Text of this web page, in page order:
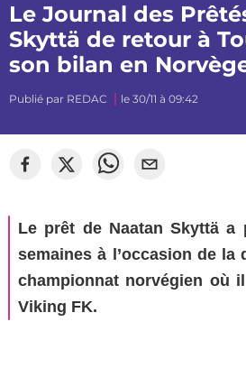
Le Journal des
Skyttä de retour à
son bilan en
Publié par REDAC le 30/11 à 09:42
Le prêt de Naatan Skyttä
semaines à l’occasion de la
championnat norvégien où
Viking FK.